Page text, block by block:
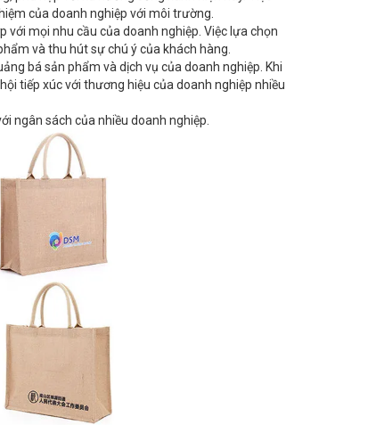
của doanh nghiệp với môi trường.
với mọi nhu cầu của doanh nghiệp. Việc lựa chọn
và thu hút sự chú ý của khách hàng.
bá sản phẩm và dịch vụ của doanh nghiệp. Khi
tiếp xúc với thương hiệu của doanh nghiệp nhiều
ngân sách của nhiều doanh nghiệp.